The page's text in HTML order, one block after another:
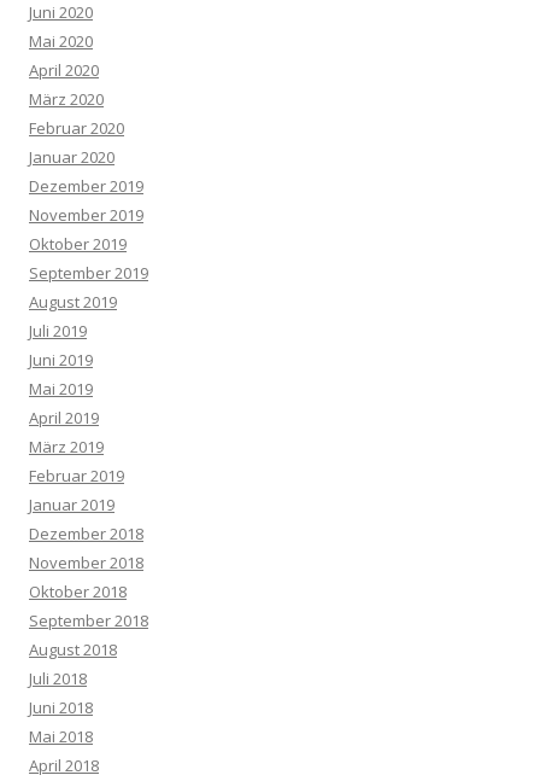
Juni 2020
Mai 2020
April 2020
März 2020
Februar 2020
Januar 2020
Dezember 2019
November 2019
Oktober 2019
September 2019
August 2019
Juli 2019
Juni 2019
Mai 2019
April 2019
März 2019
Februar 2019
Januar 2019
Dezember 2018
November 2018
Oktober 2018
September 2018
August 2018
Juli 2018
Juni 2018
Mai 2018
April 2018